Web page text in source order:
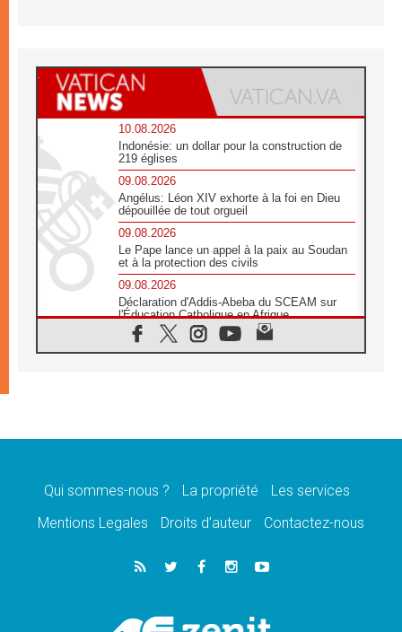
10.08.2026
Indonésie: un dollar pour la construction de
219 églises
09.08.2026
Angélus: Léon XIV exhorte à la foi en Dieu
dépouillée de tout orgueil
09.08.2026
Le Pape lance un appel à la paix au Soudan
et à la protection des civils
09.08.2026
Déclaration d'Addis-Abeba du SCEAM sur
l'Éducation Catholique en Afrique
08.08.2026
En Cisjordanie, les chrétiens se sentent
08.08.2026
08.08.2026
des Universités catholiques
Signis 2026, donner la parole aux religieuses
catholiques
Au Bangladesh, l'Église accompagne les
Dalits sur le chemin de la dignité
Qui sommes-nous ? La propriété
Les services
Mentions Legales
Droits d’auteur Contactez-nous